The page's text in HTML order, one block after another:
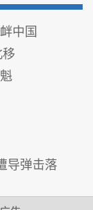
中国
导弹击落